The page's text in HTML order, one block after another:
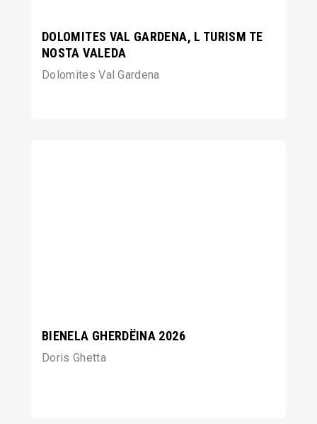
DOLOMITES VAL GARDENA, L TURISM TE
NOSTA VALEDA
Dolomites Val Gardena
BIENELA GHERDËINA 2026
Doris Ghetta